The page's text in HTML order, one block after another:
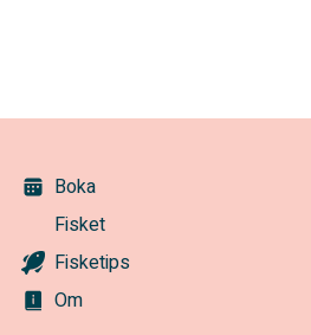
Boka
Fisket
Fisketips
Om